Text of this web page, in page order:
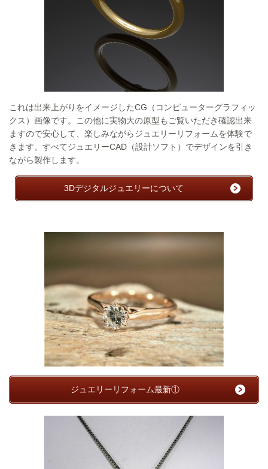
これは出来上がりをイメージしたCG（コンピューターグラフィッ
クス）画像です。この他に実物大の原型もご覧いただき確認出来
ますので安心して、楽しみながらジュエリーリフォームを体験で
きます。すべてジュエリーCAD（設計ソフト）でデザインを引き
ながら製作します。
3Dデジタルジュエリーについて
ジュエリーリフォーム最新①